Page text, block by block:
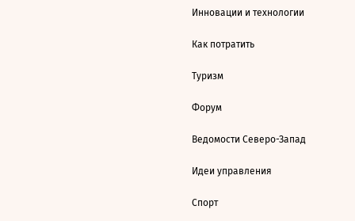
Инновации и технологии
Как потратить
Туризм
Форум
Ведомости Северо-Запад
Идеи управления
Спорт